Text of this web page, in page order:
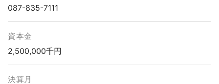
087-835-7111
資本金
2,500,000千円
決算月